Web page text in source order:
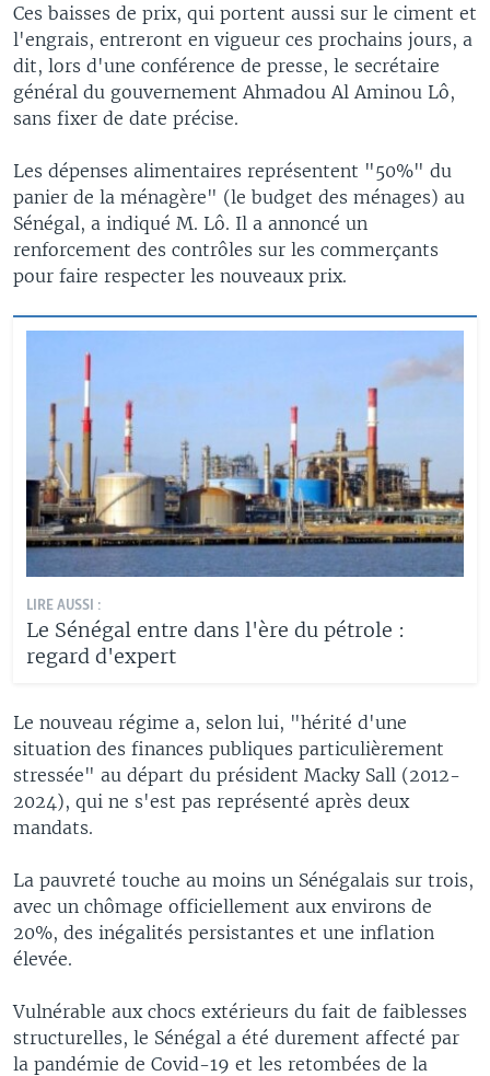
Ces baisses de prix, qui portent aussi sur le ciment et
l'engrais, entreront en vigueur ces prochains jours, a
dit, lors d'une conférence de presse, le secrétaire
général du gouvernement Ahmadou Al Aminou Lô,
sans fixer de date précise.
Les dépenses alimentaires représentent "50%" du
panier de la ménagère" (le budget des ménages) au
Sénégal, a indiqué M. Lô. Il a annoncé un
renforcement des contrôles sur les commerçants
pour faire respecter les nouveaux prix.
LIRE AUSSI :
Le Sénégal entre dans l'ère du pétrole :
regard d'expert
Le nouveau régime a, selon lui, "hérité d'une
situation des finances publiques particulièrement
stressée" au départ du président Macky Sall (2012-
2024), qui ne s'est pas représenté après deux
mandats.
La pauvreté touche au moins un Sénégalais sur trois,
avec un chômage officiellement aux environs de
20%, des inégalités persistantes et une inflation
élevée.
Vulnérable aux chocs extérieurs du fait de faiblesses
structurelles, le Sénégal a été durement affecté par
la pandémie de Covid-19 et les retombées de la